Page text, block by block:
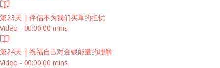
第23天 | 伴侣不为我们买单的担忧
Video - 00:00:00 mins
第24天 | 祝福自己对金钱能量的理解
Video - 00:00:00 mins